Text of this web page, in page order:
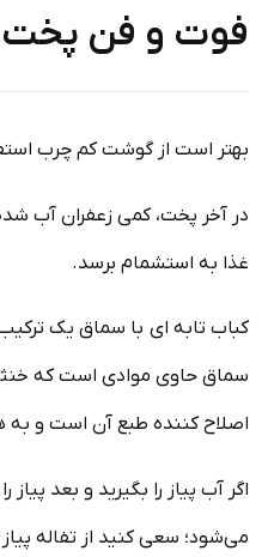
فوت و فن پخت
بهتر است از گوشت کم چرب
در آخر پخت، کمی زعفران آب
غذا به استشمام برسد.
کباب تابه ای با سماق یک
سماق حاوی موادی است که
اصلاح کننده طبع آن است و
اگر آب پیاز را بگیرید و بعد پیاز
می‌شود؛ سعی کنید از تفاله پیاز